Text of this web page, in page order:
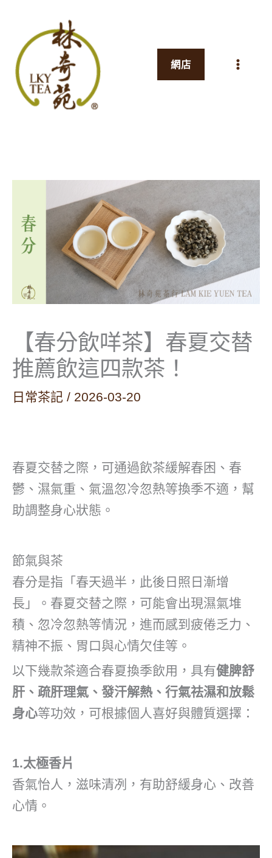
網店
【春分飲咩茶】春夏交替
推薦飲這四款茶！
日常茶記 / 2026-03-20
春夏交替之際，可通過飲茶緩解春困、春
鬱、濕氣重、氣溫忽冷忽熱等換季不適，幫
助調整身心狀態。
節氣與茶
春分是指「春天過半，此後日照日漸增
長」。春夏交替之際，可能會出現濕氣堆
積、忽冷忽熱等情況，進而感到疲倦乏力、
精神不振、胃口與心情欠佳等。
以下幾款茶適合春夏換季飲用，具有健脾舒
肝、疏肝理氣、發汗解熱、行氣祛濕和放鬆
身心等功效，可根據個人喜好與體質選擇：
1.太極香片
香氣怡人，滋味清冽，有助舒緩身心、改善
心情。